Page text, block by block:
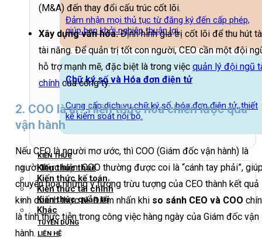
Đảm nhận mọi thủ tục từ đăng ký đến cấp phép,
giúp bạn khởi nghiệp thuận lợi.
Chữ ký số và Hóa đơn điện tử
Cung cấp dịch vụ chữ ký số, hóa đơn điện tử, thiết
kế kiểm soát nội bộ.
KIẾN THỨC
Kiến thức thuế
Kiến thức kế toán
Kiến thức tài chính
Kiến thức quản trị
Khác
TUYỂN DỤNG
LIÊN HỆ
(M&A) đến thay đổi cấu trúc cốt lõi.
Xây dựng văn hóa:Định hình giá trị cốt lõi để thu hút
tài năng. Để quản trị tốt con người, CEO cần một đội
hỗ trợ mạnh mẽ, đặc biệt là trong việc quản lý đội ngũ
chính của công ty.
2. COO là ai? Hiện thực hóa chiến lược qua
vận hành
Nếu CEO là người mơ ước, thì COO (Giám đốc vận hành) là
người thực hiện. COO thường được coi là “cánh tay phải”,
chuyển hóa những ý tưởng trừu tượng của CEO thành kết quả
kinh doanh thực tế. Điểm nhấn khi so sánh CEO và COO
là tính thực tiễn trong công việc hàng ngày của Giám đốc vận
hành.